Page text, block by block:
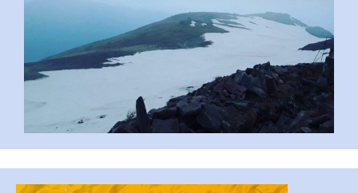
...
pimrec_project